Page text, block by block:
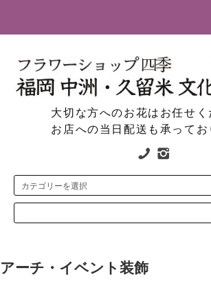
大切な方へのお花はお任せく
お店への当日配送も承ってお
アーチ・イベント装飾